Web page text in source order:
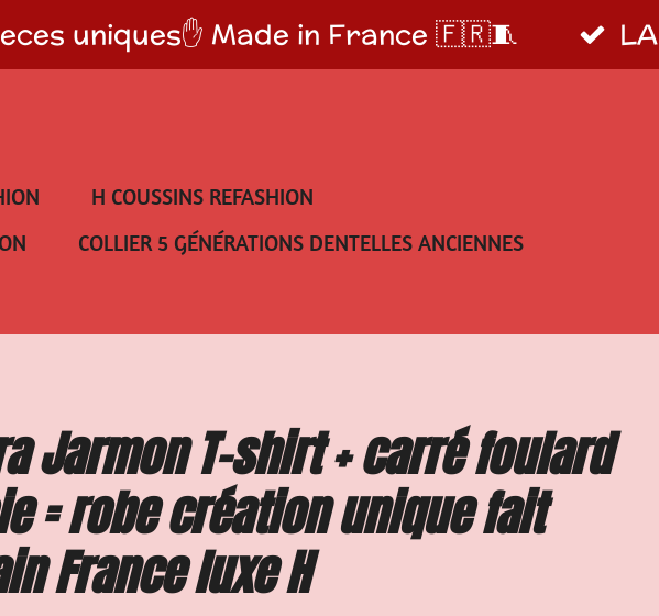
uniques✋️ Made in France 🇫🇷🧵
H COUSSINS REFASHION
COLLIER 5 GÉNÉRATIONS DENTELLES ANCIENNES
Jarmon T-shirt + carré foulard
= robe création unique fait
France luxe H